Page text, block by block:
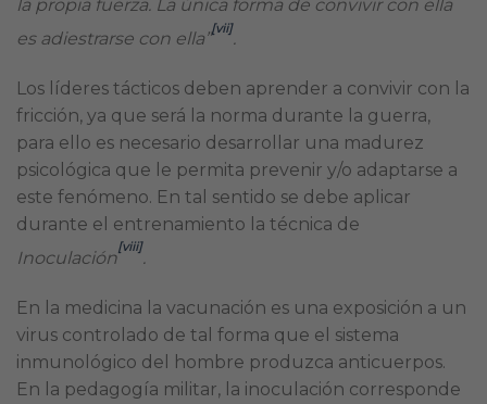
la propia fuerza. La única forma de convivir con ella
es adiestrarse con ella”
[vii]
.
Los líderes tácticos deben aprender a convivir con la
fricción, ya que será la norma durante la guerra,
para ello es necesario desarrollar una madurez
psicológica que le permita prevenir y/o adaptarse a
este fenómeno. En tal sentido se debe aplicar
durante el entrenamiento la técnica de
Inoculación
[viii]
En la medicina la vacunación es una exposición a un
virus controlado de tal forma que el sistema
inmunológico del hombre produzca anticuerpos.
En la pedagogía militar, la inoculación corresponde